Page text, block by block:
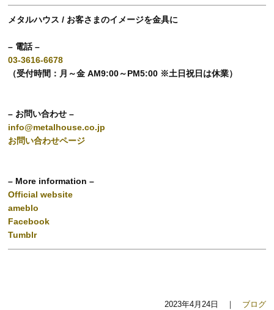
メタルハウス / お客さまのイメージを金具に
– 電話 –
03-3616-6678
（受付時間：月～金 AM9:00～PM5:00 ※土日祝日は休業）
– お問い合わせ –
info@metalhouse.co.jp
お問い合わせページ
– More information –
Official website
ameblo
Facebook
Tumblr
2023年4月24日 ｜ ブログ